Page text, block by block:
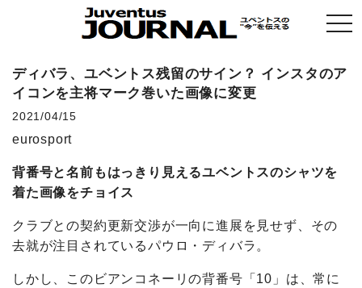
ディバラ、ユベントス残留のサイン？ インスタのア
イコンを主将マーク巻いた画像に変更
2021/04/15
eurosport
背番号と名前もはっきり見えるユベントスのシャツを
着た画像をチョイス
クラブとの契約更新交渉が一向に進展を見せず、その
去就が注目されているパウロ・ディバラ。
しかし、このビアンコネーリの背番号「10」は、常に